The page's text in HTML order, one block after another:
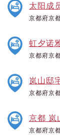
太阳成
京都府京
虹夕诺
京都府京
岚山邸
京都府京
京都 岚
京都府京